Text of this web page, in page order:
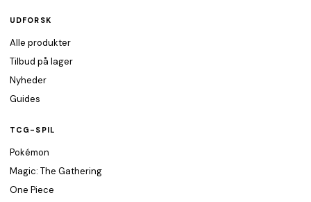
UDFORSK
Alle produkter
Tilbud på lager
Nyheder
Guides
TCG-SPIL
Pokémon
Magic: The Gathering
One Piece